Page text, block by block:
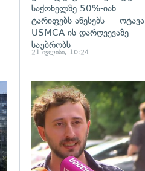
საქონელზე 50%-იან
ტარიფებს აწესებს — ოტავა
USMCA-ის დარღვევაზე
საუბრობს
21 ივლისი, 10:24
გადახედვა